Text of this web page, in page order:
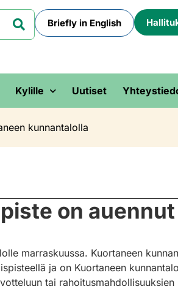
Briefly in English
Kylille Uutiset
kunnantalolla
on
marraskuussa. Kuortaneen
ja on Kuortaneen
tai